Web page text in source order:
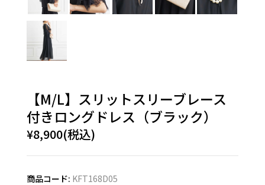
【M/L】スリットスリーブレース
付きロングドレス（ブラック）
¥8,900(税込)
商品コード: KFT168D05